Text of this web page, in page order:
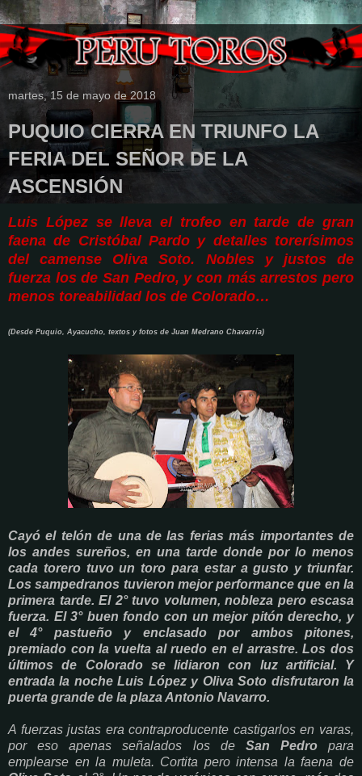
martes, 15 de mayo de 2018
PUQUIO CIERRA EN TRIUNFO LA
FERIA DEL SEÑOR DE LA
ASCENSIÓN
Luis López se lleva el trofeo en tarde de gran
faena de Cristóbal Pardo y detalles torerísimos
del camense Oliva Soto. Nobles y justos de
fuerza los de San Pedro, y con más arrestos pero
menos toreabilidad los de Colorado…
(Desde Puquio, Ayacucho, textos y fotos de Juan Medrano Chavarría)
Cayó el telón de una de las ferias más importantes de
los andes sureños, en una tarde donde por lo menos
cada torero tuvo un toro para estar a gusto y triunfar.
Los sampedranos tuvieron mejor performance que en la
primera tarde. El 2° tuvo volumen, nobleza pero escasa
fuerza. El 3° buen fondo con un mejor pitón derecho, y
el 4° pastueño y enclasado por ambos pitones,
premiado con la vuelta al ruedo en el arrastre. Los dos
últimos de Colorado se lidiaron con luz artificial. Y
entrada la noche Luis López y Oliva Soto disfrutaron la
puerta grande de la plaza Antonio Navarro.
A fuerzas justas era contraproducente castigarlos en varas,
por eso apenas señalados los de San Pedropara
emplearse en la muleta. Cortita pero intensa la faena de